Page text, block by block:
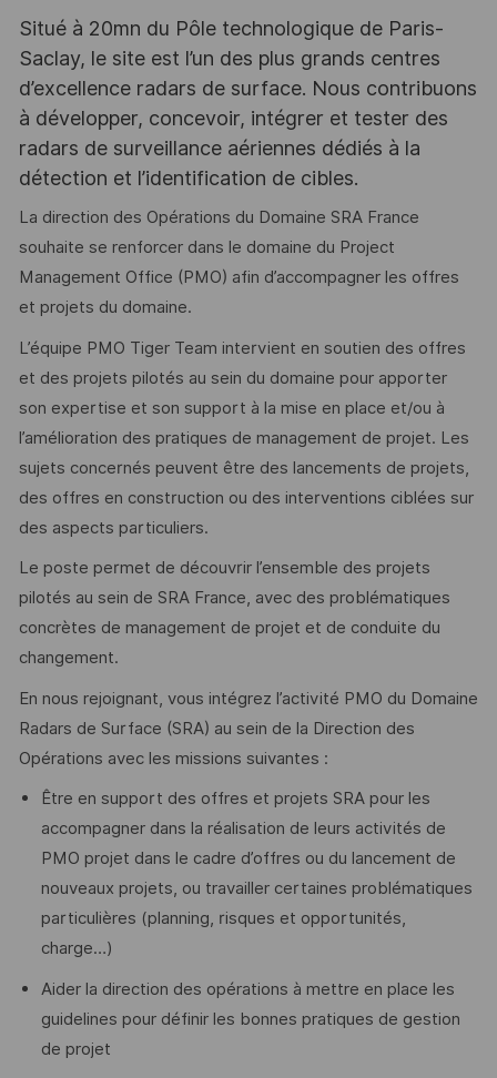
Situé à 20mn du Pôle technologique de Paris-
Saclay, le site est l’un des plus grands centres
d’excellence radars de surface. Nous contribuons
à développer, concevoir, intégrer et tester des
radars de surveillance aériennes dédiés à la
détection et l’identification de cibles.
La direction des Opérations du Domaine SRA France
souhaite se renforcer dans le domaine du Project
Management Office (PMO) afin d’accompagner les offres
et projets du domaine.
L’équipe PMO Tiger Team intervient en soutien des offres
et des projets pilotés au sein du domaine pour apporter
son expertise et son support à la mise en place et/ou à
l’amélioration des pratiques de management de projet. Les
sujets concernés peuvent être des lancements de projets,
des offres en construction ou des interventions ciblées sur
des aspects particuliers.
Le poste permet de découvrir l’ensemble des projets
pilotés au sein de SRA France, avec des problématiques
concrètes de management de projet et de conduite du
changement.
En nous rejoignant, vous intégrez l’activité PMO du Domaine
Radars de Surface (SRA) au sein de la Direction des
Opérations avec les missions suivantes :
Être en support des offres et projets SRA pour les
accompagner dans la réalisation de leurs activités de
PMO projet dans le cadre d’offres ou du lancement de
nouveaux projets, ou travailler certaines problématiques
particulières (planning, risques et opportunités,
charge…)
Aider la direction des opérations à mettre en place les
guidelines pour définir les bonnes pratiques de gestion
de projet